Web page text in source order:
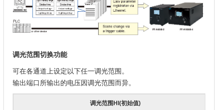
调光范围切换功能
可在各通道上设定以下任一调光范围。
输出端口所输出的电压因调光范围而异。
调光范围HI(初始值)